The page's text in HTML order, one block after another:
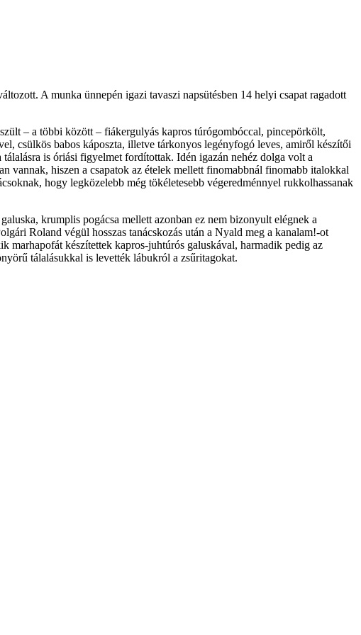
A munka ünnepén igazi tavaszi napsütésben 14 helyi csapat ragadott
– a többi között – fiákergulyás kapros túrógombóccal, pincepörkölt,
csülkös babos káposzta, illetve tárkonyos legényfogó leves, amiről készítői
is óriási figyelmet fordítottak. Idén igazán nehéz dolga volt a
vannak, hiszen a csapatok az ételek mellett finomabbnál finomabb italokkal
hogy legközelebb még tökéletesebb végeredménnyel rukkolhassanak
krumplis pogácsa mellett azonban ez nem bizonyult elégnek a
Roland végül hosszas tanácskozás után a Nyald meg a kanalam!-ot
marhapofát készítettek kapros-juhtúrós galuskával, harmadik pedig az
tálalásukkal is levették lábukról a zsűritagokat.